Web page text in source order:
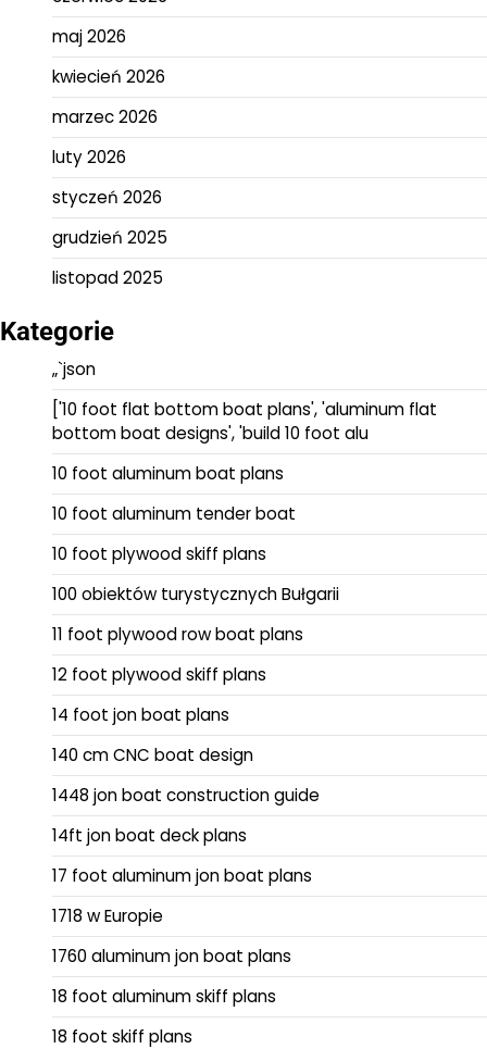
maj 2026
kwiecień 2026
marzec 2026
luty 2026
styczeń 2026
grudzień 2025
listopad 2025
Kategorie
„`json
['10 foot flat bottom boat plans', 'aluminum flat
bottom boat designs', 'build 10 foot alu
10 foot aluminum boat plans
10 foot aluminum tender boat
10 foot plywood skiff plans
100 obiektów turystycznych Bułgarii
11 foot plywood row boat plans
12 foot plywood skiff plans
14 foot jon boat plans
140 cm CNC boat design
1448 jon boat construction guide
14ft jon boat deck plans
17 foot aluminum jon boat plans
1718 w Europie
1760 aluminum jon boat plans
18 foot aluminum skiff plans
18 foot skiff plans